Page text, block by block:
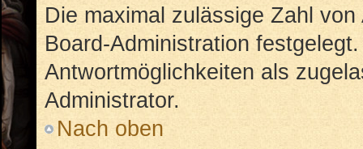
Die maximal zulässige Zahl
Board-Administration
Antwortmöglichkeiten als
Administrator.
Nach oben